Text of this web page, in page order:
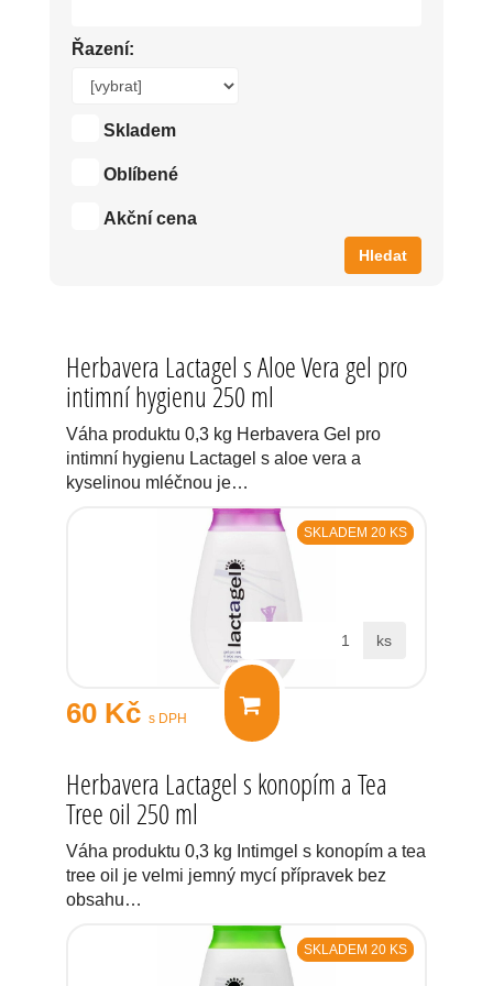
Řazení:
Skladem
Oblíbené
Akční cena
Hledat
Herbavera Lactagel s Aloe Vera gel pro
intimní hygienu 250 ml
Váha produktu 0,3 kg Herbavera Gel pro
intimní hygienu Lactagel s aloe vera a
kyselinou mléčnou je…
SKLADEM 20 KS
60 Kč s DPH
ks
Herbavera Lactagel s konopím a Tea
Tree oil 250 ml
Váha produktu 0,3 kg Intimgel s konopím a tea
tree oil je velmi jemný mycí přípravek bez
obsahu…
SKLADEM 20 KS